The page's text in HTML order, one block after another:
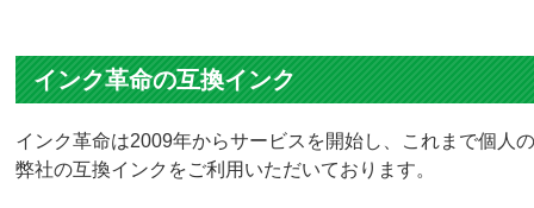
インク革命の互換インク
インク革命は2009年からサービスを開始し、これまで個人
弊社の互換インクをご利用いただいております。